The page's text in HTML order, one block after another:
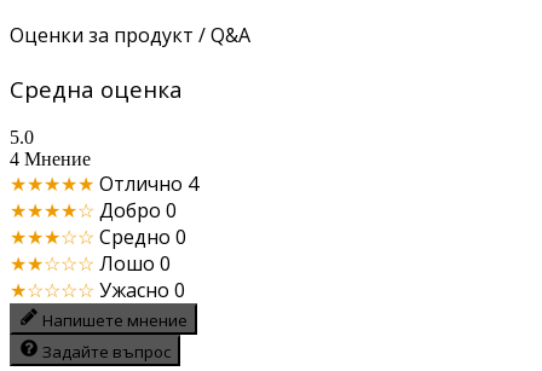
Оценки за продукт / Q&A
Средна оценка
5.0
4 Мнение
★★★★★ Отлично 4
★★★★☆ Добро 0
★★★☆☆ Средно 0
★★☆☆☆ Лошо 0
★☆☆☆☆ Ужасно 0
Напишете мнение
Задайте въпрос